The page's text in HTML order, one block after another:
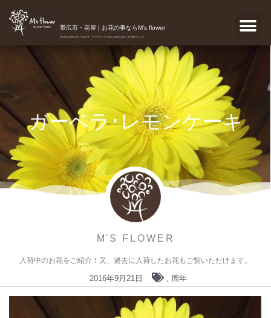
帯広市・花屋 | お花の事ならM's flower
帯広市のお花屋さんM's flowerです。フラワーギフトなどあなたの気持ちを真心こめて宅配いたします。
ガーベラ･レモンケーキ
M'S FLOWER
入荷中のお花をご紹介！又、過去に入荷したお花もご覧いただけます。
2016年9月21日 , 周年